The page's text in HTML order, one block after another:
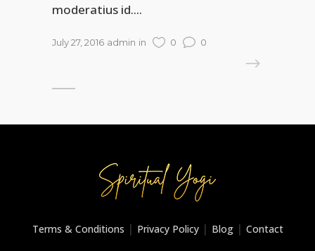
moderatius id....
July 27, 2016 admin in 0 0
Terms & Conditions | Privacy Policy| Blog| Contact